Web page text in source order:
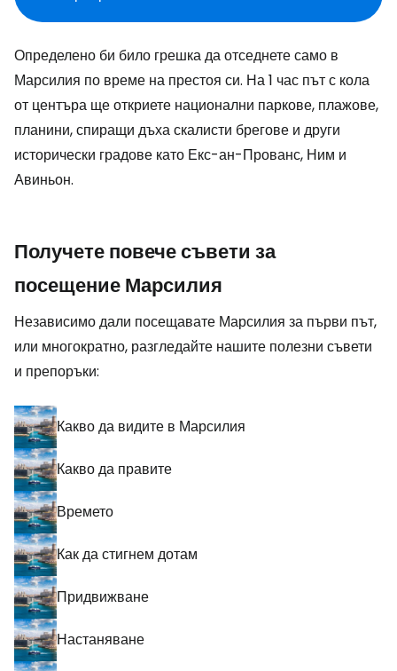
Определено би било грешка да отседнете само в
Марсилия по време на престоя си. На 1 час път с кола
от центъра ще откриете национални паркове, плажове,
планини, спиращи дъха скалисти брегове и други
исторически градове като Екс-ан-Прованс, Ним и
Авиньон.
Получете повече съвети за
посещение Марсилия
Независимо дали посещавате Марсилия за първи път,
или многократно, разгледайте нашите полезни съвети
и препоръки:
Какво да видите в Марсилия
Какво да правите
Времето
Как да стигнем дотам
Придвижване
Настаняване